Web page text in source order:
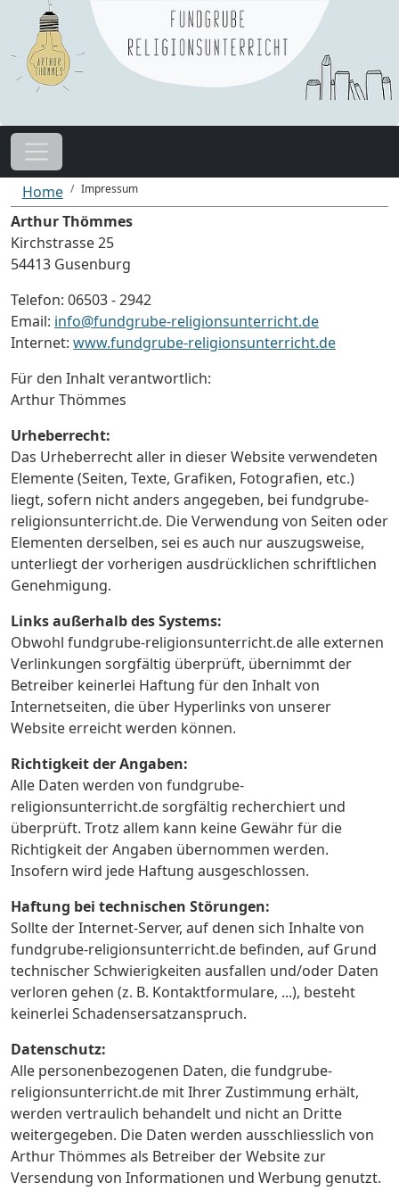
Home Impressum
Arthur Thömmes
Kirchstrasse 25
54413 Gusenburg
Telefon: 06503 - 2942
Email: info@fundgrube-religionsunterricht.de
Internet: www.fundgrube-religionsunterricht.de
Für den Inhalt verantwortlich:
Arthur Thömmes
Urheberrecht:
Das Urheberrecht aller in dieser Website verwendeten
Elemente (Seiten, Texte, Grafiken, Fotografien, etc.)
liegt, sofern nicht anders angegeben, bei fundgrube-
religionsunterricht.de. Die Verwendung von Seiten oder
Elementen derselben, sei es auch nur auszugsweise,
unterliegt der vorherigen ausdrücklichen schriftlichen
Genehmigung.
Links außerhalb des Systems:
Obwohl fundgrube-religionsunterricht.de alle externen
Verlinkungen sorgfältig überprüft, übernimmt der
Betreiber keinerlei Haftung für den Inhalt von
Internetseiten, die über Hyperlinks von unserer
Website erreicht werden können.
Richtigkeit der Angaben:
Alle Daten werden von fundgrube-
religionsunterricht.de sorgfältig recherchiert und
überprüft. Trotz allem kann keine Gewähr für die
Richtigkeit der Angaben übernommen werden.
Insofern wird jede Haftung ausgeschlossen.
Haftung bei technischen Störungen:
Sollte der Internet-Server, auf denen sich Inhalte von
fundgrube-religionsunterricht.de befinden, auf Grund
technischer Schwierigkeiten ausfallen und/oder Daten
verloren gehen (z. B. Kontaktformulare, ...), besteht
keinerlei Schadensersatzanspruch.
Datenschutz:
Alle personenbezogenen Daten, die fundgrube-
religionsunterricht.de mit Ihrer Zustimmung erhält,
werden vertraulich behandelt und nicht an Dritte
weitergegeben. Die Daten werden ausschliesslich von
Arthur Thömmes als Betreiber der Website zur
Versendung von Informationen und Werbung genutzt.